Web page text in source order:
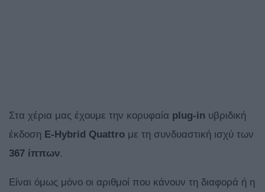
Στα χέρια μας έχουμε την κορυφαία plug-in υβριδική
έκδοση E-Hybrid Quattro με τη συνδυαστική ισχύ των
367 ίππων.
Είναι όμως μόνο οι αριθμοί που κάνουν τη διαφορά ή η